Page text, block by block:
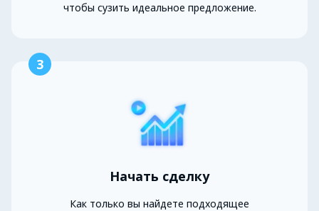
чтобы сузить идеальное предложение.
3
Начать сделку
Как только вы найдете подходящее